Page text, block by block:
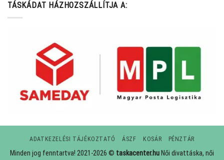
TÁSKÁDAT HÁZHOZSZÁLLÍTJA A:
ADATKEZELÉSI TÁJÉKOZTATÓ ÁSZF KOSÁR PÉNZTÁR
Minden jog fenntartva! 2021-2026 © taskacenter.hu Női divattáska, női